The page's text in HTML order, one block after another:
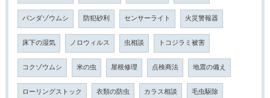
パンダゾウムシ 防犯砂利 センサーライト 火災警報器
床下の湿気 ノロウィルス 虫相談 トコジラミ被害
コクゾウムシ 米の虫 屋根修理 点検商法 地震の備え
ローリングストック 衣類の防虫 カラス相談 毛虫駆除